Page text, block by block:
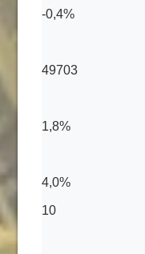
-0,4%
49703
1,8%
4,0%
10